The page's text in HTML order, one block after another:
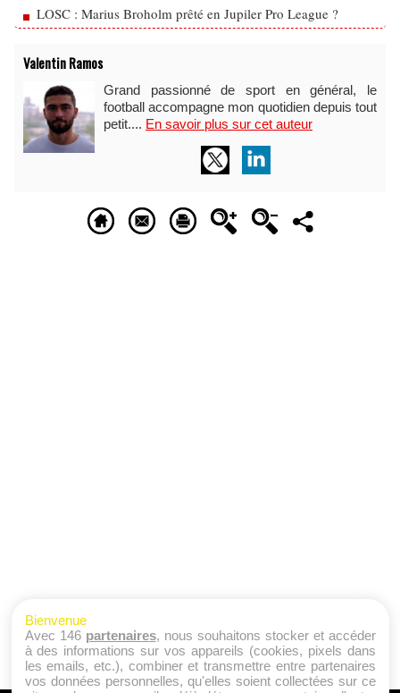
LOSC : Marius Broholm prêté en Jupiler Pro League ?
Valentin Ramos
Grand passionné de sport en général, le
football accompagne mon quotidien depuis tout
petit.... En savoir plus sur cet auteur
Bienvenue
Avec 146 partenaires, nous souhaitons stocker et accéder
à des informations sur vos appareils (cookies, pixels dans
les emails, etc.), combiner et transmettre entre partenaires
vos données personnelles, qu'elles soient collectées sur ce